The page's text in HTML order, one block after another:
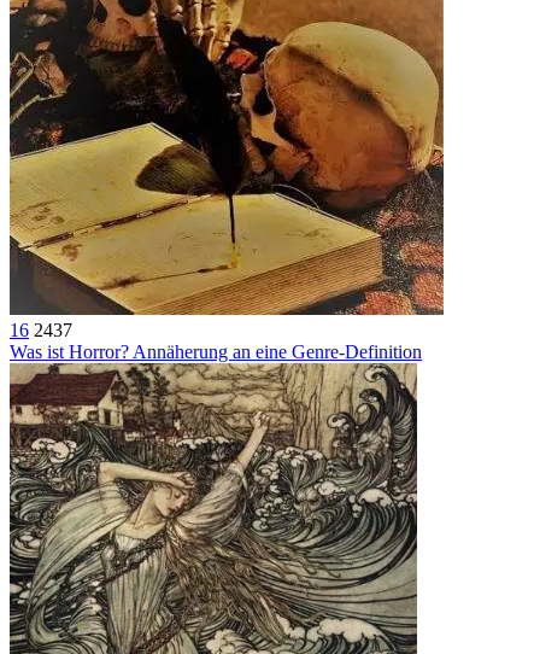
16 2437
Was ist Horror? Annäherung an eine Genre-Definition